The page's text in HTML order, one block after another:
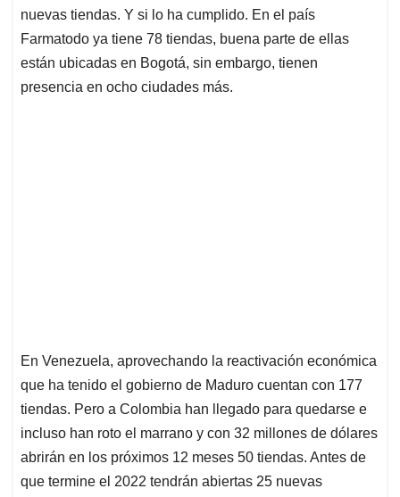
nuevas tiendas. Y si lo ha cumplido. En el país
Farmatodo ya tiene 78 tiendas, buena parte de ellas
están ubicadas en Bogotá, sin embargo, tienen
presencia en ocho ciudades más.
En Venezuela, aprovechando la reactivación económica
que ha tenido el gobierno de Maduro cuentan con 177
tiendas. Pero a Colombia han llegado para quedarse e
incluso han roto el marrano y con 32 millones de dólares
abrirán en los próximos 12 meses 50 tiendas. Antes de
que termine el 2022 tendrán abiertas 25 nuevas